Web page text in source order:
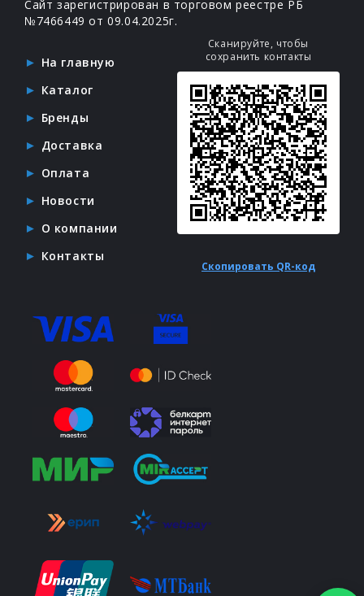
Сайт зарегистрирован в торговом реестре РБ
№7466449 от 09.04.2025г.
На главную
Каталог
Бренды
Доставка
Оплата
Новости
О компании
Контакты
Сканируйте, чтобы
сохранить контакты
Скопировать QR-код